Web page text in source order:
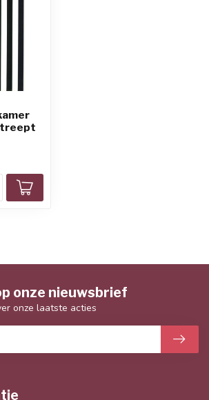
onze nieuwsbrief
onze laatste acties